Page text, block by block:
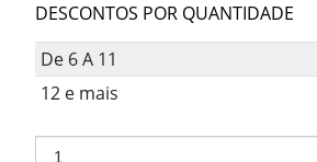
DESCONTOS POR QUANTIDADE
De 6 A 11
12 e mais